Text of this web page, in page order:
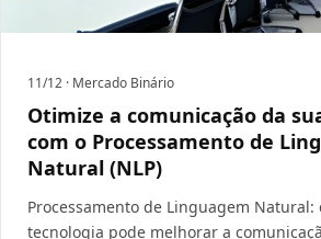
11/12 · Mercado Binário
Otimize a comunicação da
com o Processamento de
Natural (NLP)
Processamento de Linguagem Natural:
tecnologia pode melhorar a